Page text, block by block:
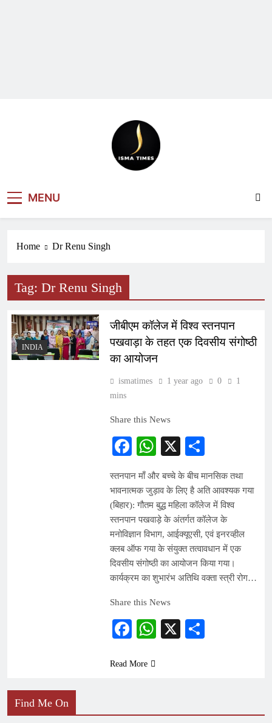
MENU
Home Dr Renu Singh
Tag: Dr Renu Singh
INDIA
जीबीएम कॉलेज में विश्व स्तनपान
पखवाड़ा के तहत एक दिवसीय संगोष्ठी
का आयोजन
ismatimes 1 year ago 0
1
mins
Share this News
Facebook
WhatsApp
X
स्तनपान माँ और बच्चे के बीच मानसिक तथा
भावनात्मक जुड़ाव के लिए है अति आवश्यक गया
(बिहार): गौतम बुद्ध महिला कॉलेज में विश्व
स्तनपान पखवाड़े के अंतर्गत कॉलेज के
मनोविज्ञान विभाग, आईक्यूएसी, एवं इनरव्हील
क्लब ऑफ गया के संयुक्त तत्वावधान में एक
दिवसीय संगोष्ठी का आयोजन किया गया।
कार्यक्रम का शुभारंभ अतिथि वक्ता स्त्री रोग…
Share this News
Facebook
WhatsApp
X
Read More
Find Me On